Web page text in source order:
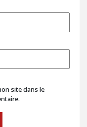
site dans le